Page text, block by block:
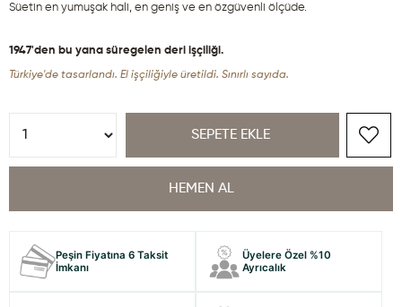
Süetin en yumuşak hali, en geniş ve en özgüvenli ölçüde.
1947'den bu yana süregelen deri işçiliği.
Türkiye'de tasarlandı. El işçiliğiyle üretildi. Sınırlı sayıda.
Peşin Fiyatına 6 Taksit
İmkanı
Üyelere Özel %10
Ayrıcalık